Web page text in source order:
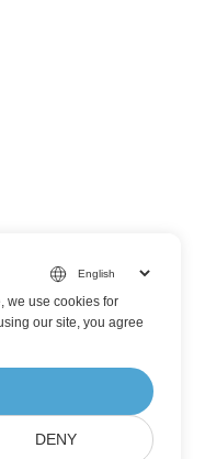
we use cookies for
our site, you agree
DENY